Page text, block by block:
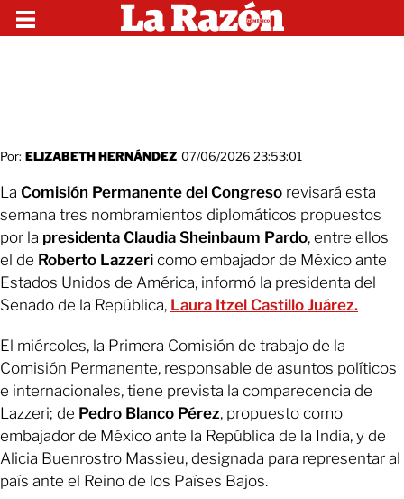
Por: ELIZABETH HERNÁNDEZ 07/06/2026 23:53:01
La Comisión Permanente del Congreso revisará esta
semana tres nombramientos diplomáticos propuestos
por la presidenta Claudia Sheinbaum Pardo, entre ellos
el de Roberto Lazzeri como embajador de México ante
Estados Unidos de América, informó la presidenta del
Senado de la República, Laura Itzel Castillo Juárez.
El miércoles, la Primera Comisión de trabajo de la
Comisión Permanente, responsable de asuntos políticos
e internacionales, tiene prevista la comparecencia de
Lazzeri; de Pedro Blanco Pérez, propuesto como
embajador de México ante la República de la India, y de
Alicia Buenrostro Massieu, designada para representar al
país ante el Reino de los Países Bajos.